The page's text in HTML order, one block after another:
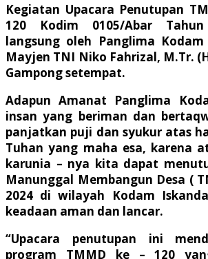
Kegiatan Upacara Penutupan
120 Kodim 0105/Abar
langsung oleh Panglima
Mayjen TNI Niko Fahrizal, M.Tr.
Gampong setempat.
Adapun Amanat Panglima
insan yang beriman dan
panjatkan puji dan syukur atas
Tuhan yang maha esa, karena
karunia – nya kita dapat
Manunggal Membangun Desa (
2024 di wilayah Kodam
keadaan aman dan lancar.
“Upacara penutupan ini
program TMMD ke – 120